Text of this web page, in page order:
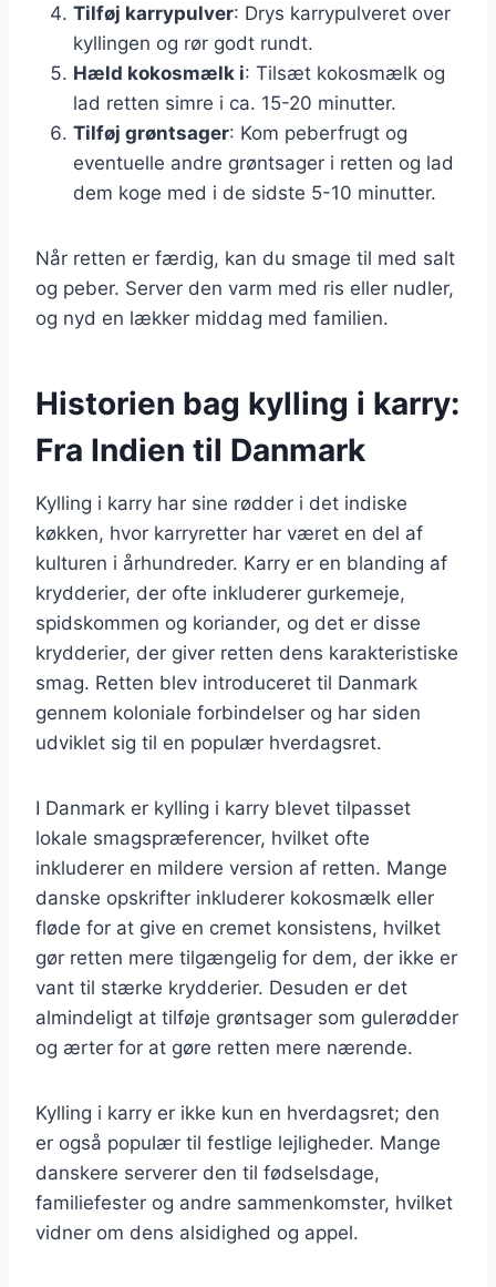
Tilføj karrypulver: Drys karrypulveret over
kyllingen og rør godt rundt.
Hæld kokosmælk i: Tilsæt kokosmælk og
lad retten simre i ca. 15-20 minutter.
Tilføj grøntsager: Kom peberfrugt og
eventuelle andre grøntsager i retten og lad
dem koge med i de sidste 5-10 minutter.
Når retten er færdig, kan du smage til med salt
og peber. Server den varm med ris eller nudler,
og nyd en lækker middag med familien.
Historien bag kylling i karry:
Fra Indien til Danmark
Kylling i karry har sine rødder i det indiske
køkken, hvor karryretter har været en del af
kulturen i århundreder. Karry er en blanding af
krydderier, der ofte inkluderer gurkemeje,
spidskommen og koriander, og det er disse
krydderier, der giver retten dens karakteristiske
smag. Retten blev introduceret til Danmark
gennem koloniale forbindelser og har siden
udviklet sig til en populær hverdagsret.
I Danmark er kylling i karry blevet tilpasset
lokale smagspræferencer, hvilket ofte
inkluderer en mildere version af retten. Mange
danske opskrifter inkluderer kokosmælk eller
fløde for at give en cremet konsistens, hvilket
gør retten mere tilgængelig for dem, der ikke er
vant til stærke krydderier. Desuden er det
almindeligt at tilføje grøntsager som gulerødder
og ærter for at gøre retten mere nærende.
Kylling i karry er ikke kun en hverdagsret; den
er også populær til festlige lejligheder. Mange
danskere serverer den til fødselsdage,
familiefester og andre sammenkomster, hvilket
vidner om dens alsidighed og appel.